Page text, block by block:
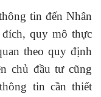
tin đến Nhân
quy mô thực
theo quy định
chủ đầu tư cũng
tin cần thiết